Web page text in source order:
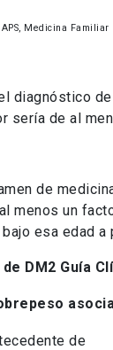
Medicina Familiar
diagnóstico
sería de al
de
menos un
esa edad
DM2 Guía
de